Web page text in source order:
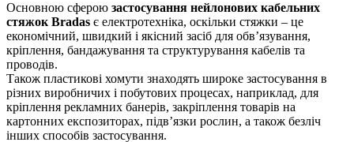
Основною сферою застосування нейлонових кабельних
стяжок Bradas є електротехніка, оскільки стяжки – це
економічний, швидкий і якісний засіб для обв’язування,
кріплення, бандажування та структурування кабелів та
проводів.
Також пластикові хомути знаходять широке застосування в
різних виробничих і побутових процесах, наприклад, для
кріплення рекламних банерів, закріплення товарів на
картонних експозиторах, підв’язки рослин, а також безліч
інших способів застосування.